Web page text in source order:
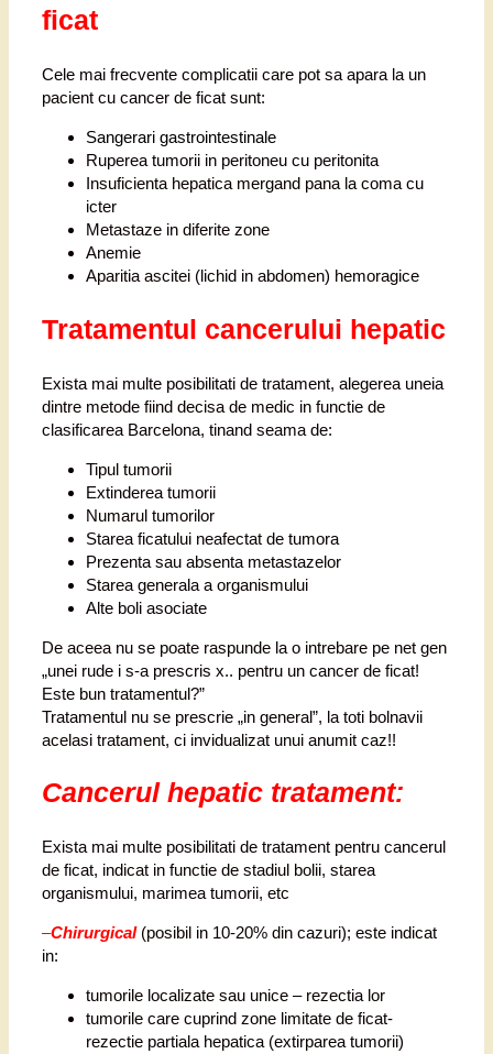
ficat
Cele mai frecvente complicatii care pot sa apara la un
pacient cu cancer de ficat sunt:
Sangerari gastrointestinale
Ruperea tumorii in peritoneu cu peritonita
Insuficienta hepatica mergand pana la coma cu
icter
Metastaze in diferite zone
Anemie
Aparitia ascitei (lichid in abdomen) hemoragice
Tratamentul cancerului hepatic
Exista mai multe posibilitati de tratament, alegerea uneia
dintre metode fiind decisa de medic in functie de
clasificarea Barcelona, tinand seama de:
Tipul tumorii
Extinderea tumorii
Numarul tumorilor
Starea ficatului neafectat de tumora
Prezenta sau absenta metastazelor
Starea generala a organismului
Alte boli asociate
De aceea nu se poate raspunde la o intrebare pe net gen
„unei rude i s-a prescris x.. pentru un cancer de ficat!
Este bun tratamentul?”
Tratamentul nu se prescrie „in general”, la toti bolnavii
acelasi tratament, ci invidualizat unui anumit caz!!
Cancerul hepatic tratament:
Exista mai multe posibilitati de tratament pentru cancerul
de ficat, indicat in functie de stadiul bolii, starea
organismului, marimea tumorii, etc
–Chirurgical (posibil in 10-20% din cazuri); este indicat
in:
tumorile localizate sau unice – rezectia lor
tumorile care cuprind zone limitate de ficat-
rezectie partiala hepatica (extirparea tumorii)